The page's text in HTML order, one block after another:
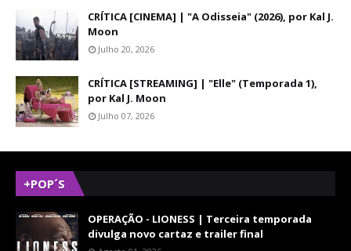
CRÍTICA [CINEMA] | "A Odisseia" (2026), por Kal J.
Moon
Julho 20, 2026
CRÍTICA [STREAMING] | "Elle" (Temporada 1),
por Kal J. Moon
Julho 07, 2026
+POP´S
OPERAÇÃO - LIONESS | Terceira temporada
divulga novo cartaz e trailer final